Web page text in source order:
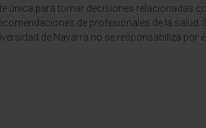
única para tomar decisiones relacionadas
de profesionales de la
de Navarra no se responsabiliza